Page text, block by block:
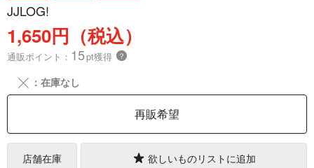
JJLOG!
1,650円（税込）
通販ポイント： 15pt獲得 ？
╳ ：在庫なし
再販希望
店舗在庫 欲しいものリストに追加